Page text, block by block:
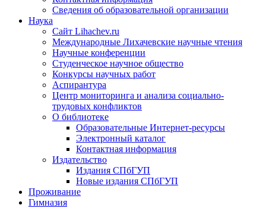
Сведения об образовательной организации
Наука
Сайт Lihachev.ru
Международные Лихачевские научные чтения
Научные конференции
Студенческое научное общество
Конкурсы научных работ
Аспирантура
Центр мониторинга и анализа социально-
трудовых конфликтов
О библиотеке
Образовательные Интернет-ресурсы
Электронный каталог
Контактная информация
Издательство
Издания СПбГУП
Новые издания СПбГУП
Проживание
Гимназия